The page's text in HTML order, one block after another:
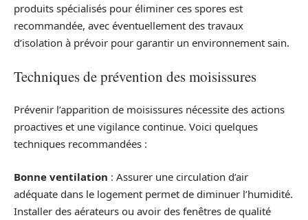
produits spécialisés pour éliminer ces spores est
recommandée, avec éventuellement des travaux
d’isolation à prévoir pour garantir un environnement sain.
Techniques de prévention des moisissures
Prévenir l’apparition de moisissures nécessite des actions
proactives et une vigilance continue. Voici quelques
techniques recommandées :
Bonne ventilation : Assurer une circulation d’air
adéquate dans le logement permet de diminuer l’humidité.
Installer des aérateurs ou avoir des fenêtres de qualité